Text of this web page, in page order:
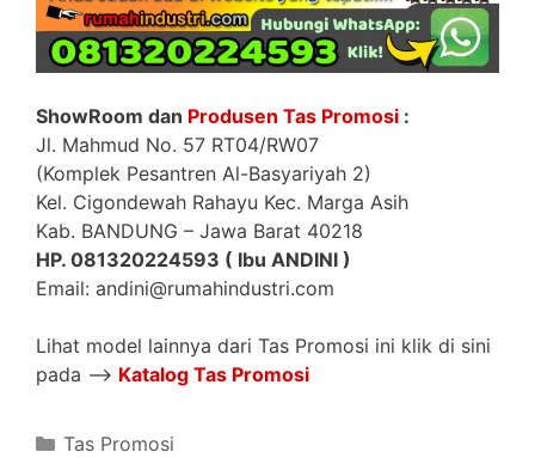
ShowRoom dan Produsen Tas Promosi :
Jl. Mahmud No. 57 RT04/RW07
(Komplek Pesantren Al-Basyariyah 2)
Kel. Cigondewah Rahayu Kec. Marga Asih
Kab. BANDUNG – Jawa Barat 40218
HP. 081320224593 ( Ibu ANDINI )
Email: andini@rumahindustri.com
Lihat model lainnya dari Tas Promosi ini klik di sini
pada —> Katalog Tas Promosi
Categories
Tas Promosi